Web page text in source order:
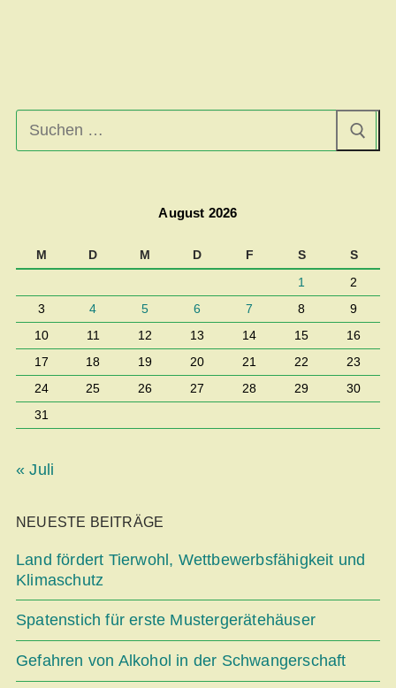
nach:
August 2026
M D M D F S S
1
2
3
4 5 6 7 8
9
10
11 12 13 14 15
16
17
18 19 20 21 22
23
24
25 26 27 28 29
30
31
« Juli
NEUESTE BEITRÄGE
Land fördert Tierwohl, Wettbe­werbsfähigkeit und
Klimaschutz
Spatenstich für erste Mustergerätehäuser
Gefahren von Alkohol in der Schwangerschaft